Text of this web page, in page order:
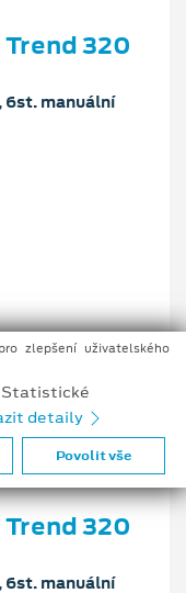
320
6st. manuální
kW/136 k
320
6st. manuální
zlepšení uživatelského
Statistické
detaily
Povolit vše